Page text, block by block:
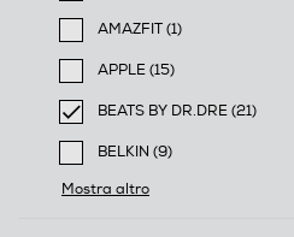
Filtra per Marca:
AMAZFIT (1)
Filtra per Marca: AMAZFIT
APPLE (15)
Filtra per Marca: APPLE
BEATS BY DR.DRE (21)
selected Filtro applicato
BELKIN (9)
Filtra per Marca: BELKIN
Mostra altro